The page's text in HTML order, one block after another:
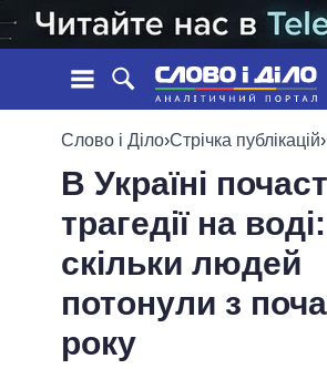
НОВИНИ
СТРІЧКА
ПОДІЇ
СТАТТІ
ОГЛЯДИ
ДАЙДЖЕСТИ
ОБIЦЯНКИ
ПОЛIТИКИ
ПРЕЗИДЕНТ І ОФІС
ВЕРХОВНА РАДА
ІНФОГРАФІКА
Слово і Діло›Стрічка публікацій›
В Україні
трагедії на воді:
скільки людей
потонули з
року